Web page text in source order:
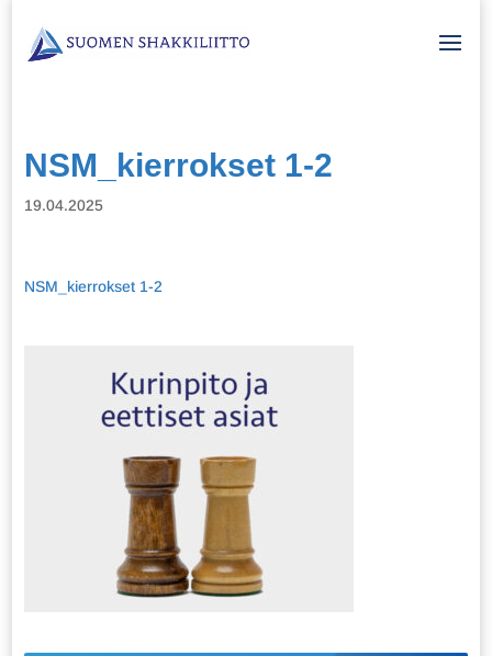
NSM_kierrokset 1-2
19.04.2025
NSM_kierrokset 1-2